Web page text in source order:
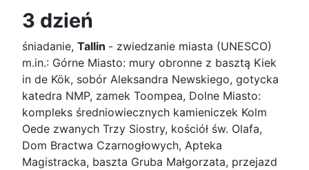
3 dzień
śniadanie, Tallin - zwiedzanie miasta (UNESCO)
m.in.: Górne Miasto: mury obronne z basztą Kiek
in de Kök, sobór Aleksandra Newskiego, gotycka
katedra NMP, zamek Toompea, Dolne Miasto:
kompleks średniowiecznych kamieniczek Kolm
Oede zwanych Trzy Siostry, kościół św. Olafa,
Dom Bractwa Czarnogłowych, Apteka
Magistracka, baszta Gruba Małgorzata, przejazd